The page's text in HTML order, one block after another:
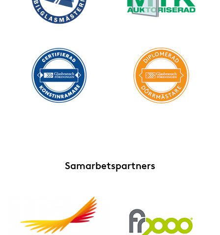
Samarbetspartners